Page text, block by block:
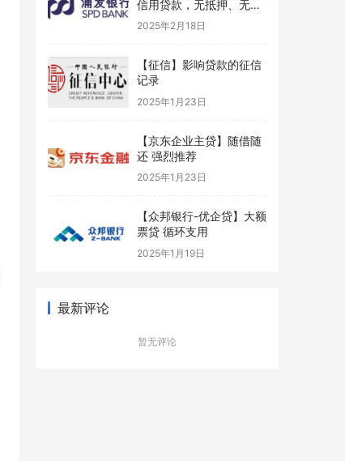
信用贷款，无抵押、无担
保
2025年2月18日
【征信】影响贷款的征信
记录
2025年1月23日
【京东企业主贷】随借随
还 强烈推荐
2025年1月23日
【众邦银行-优企贷】大额
票贷 循环支用
2025年1月19日
最新评论
暂无评论